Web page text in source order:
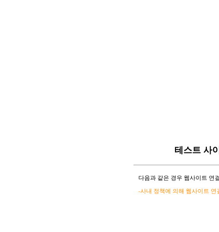
테스트 사
다음과 같은 경우 웹사이트 연
-사내 정책에 의해 웹사이트